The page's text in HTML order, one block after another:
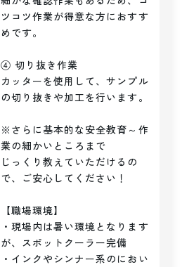
ツコツ作業が得意な方におすす
めです。
④ 切り抜き作業
カッターを使用して、サンプル
の切り抜きや加工を行います。
※さらに基本的な安全教育～作
業の細かいところまで
じっくり教えていただけるの
で、ご安心してください！
【職場環境】
・現場内は暑い環境となります
が、スポットクーラー完備
・インクやシンナー系のにおい